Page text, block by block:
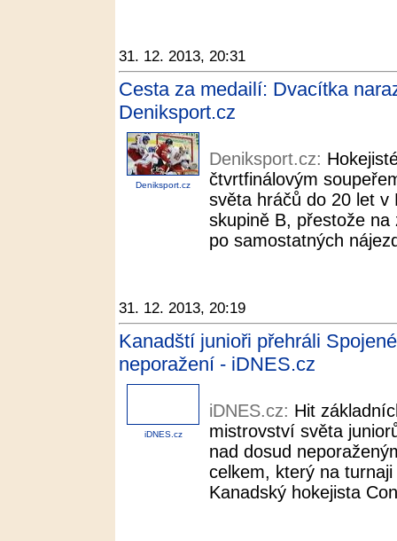
31. 12. 2013, 20:31
Cesta za medailí: Dvacítka
Deniksport.cz
Deniksport.cz
Deniksport.cz:
čtvrtfinálovým
světa hráčů do 20 let v
skupině B, přestože
po samostatných
31. 12. 2013, 20:19
Kanadští junioři přehráli
neporažení - iDNES.cz
iDNES.cz
iDNES.cz: Hit
mistrovství světa
nad dosud
celkem, který na
Kanadský hokejista